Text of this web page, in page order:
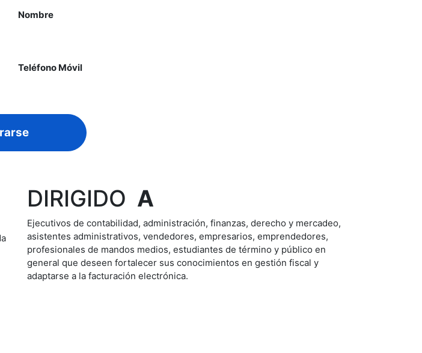
Nombre
Teléfono Móvil
DIRIGIDO A
Ejecutivos de contabilidad, administración, finanzas, derecho y mercadeo,
asistentes administrativos, vendedores, empresarios, emprendedores,
profesionales de mandos medios, estudiantes de término y público en
general que deseen fortalecer sus conocimientos en gestión fiscal y
adaptarse a la facturación electrónica.